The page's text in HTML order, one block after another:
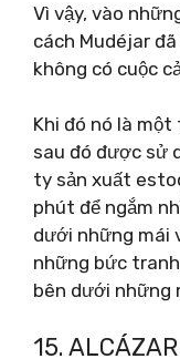
Vì vậy, vào
cách Mudéjar
không có cuộc
Khi đó nó là
sau đó được sử
ty sản xuất
phút để ngắm
dưới những mái
những bức
bên dưới những
15.